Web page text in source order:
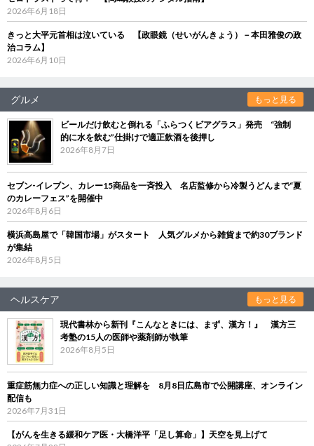
2026年6月18日
きっと大平元首相は泣いている 【政眼鏡（せいがんきょう）－本田雅俊の政
治コラム】
2026年6月10日
グルメ もっと見る
ビールだけ飲むと倒れる「ふらつくビアグラス」発売 “強制
的に水を飲む”仕掛けで適正飲酒を後押し
2026年8月7日
セブン‐イレブン、カレー15商品を一斉投入 名店監修から冷製うどんまで“夏
のカレーフェス”を開催中
2026年8月6日
横浜高島屋で「韓国市場」がスタート 人気グルメから雑貨まで約30ブランド
が集結
2026年8月5日
ヘルスケア もっと見る
現代書林から新刊『こんなときには、まず、漢方！』 漢方三
考塾の15人の医師や薬剤師が執筆
2026年8月5日
重症筋無力症への正しい知識と理解を 8月8日広島市で公開講座、オンライン
配信も
2026年7月31日
【がんを生きる緩和ケア医・大橋洋平「足し算命」】天空を見上げて